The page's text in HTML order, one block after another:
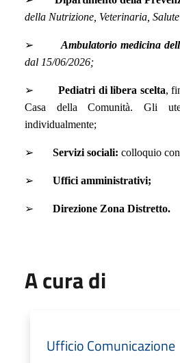
della Nutrizione, Veterinaria,
➢ Ambulatorio medicina
dal 15/06/2026;
➢ Pediatri di libera scelta,
Casa della Comunità. Gli
individualmente;
➢ Servizi sociali: colloquio con
➢ Uffici amministrativi;
➢ Direzione Zona Distretto.
A cura di
Ufficio Comunicazione